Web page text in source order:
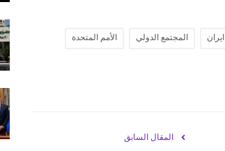
ايران المجتمع الدولي
الأمم المتحدة
المقال السابق